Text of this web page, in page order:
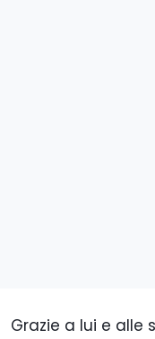
Grazie a lui e alle